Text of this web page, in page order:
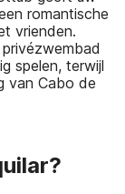
romantische
vrienden.
spelen, terwijl
van Cabo de